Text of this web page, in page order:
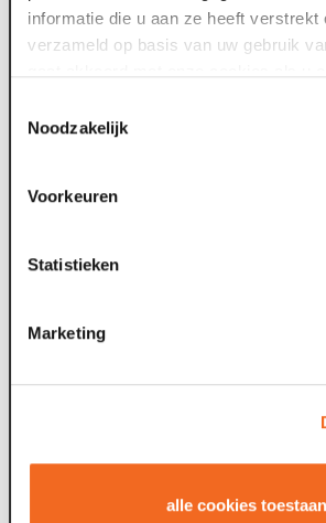
informatie die u aan ze heeft verstrekt
verzameld op basis van uw gebruik
Noodzakelijk
Voorkeuren
Statistieken
Marketing
alle cookies toestaan